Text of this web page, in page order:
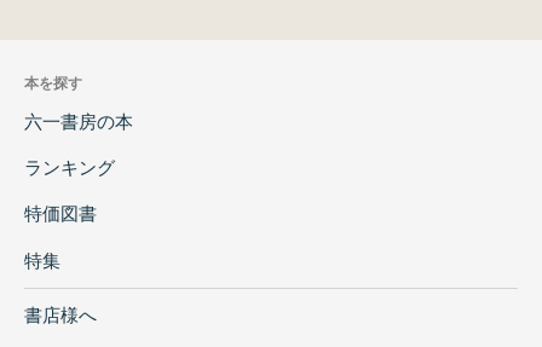
本を探す
六一書房の本
ランキング
特価図書
特集
書店様へ